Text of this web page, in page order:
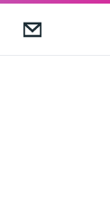
Compass 55